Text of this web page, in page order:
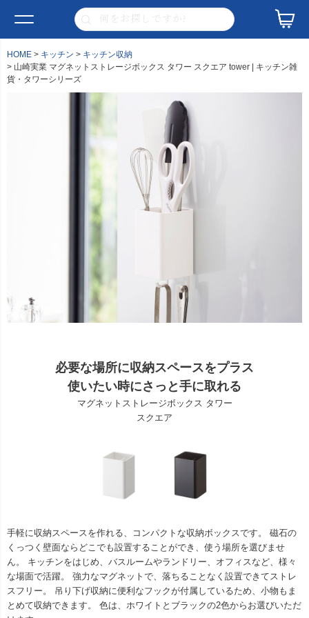
HOME キッチン
キッチン収納
山崎実業 マグネットストレージボックス タワー スクエア tower | キッチン雑
貨・タワーシリーズ
必要な場所に収納スペースをプラス
使いたい時にさっと手に取れる
マグネットストレージボックス タワー
スクエア
手軽に収納スペースを作れる、コンパクトな収納ボックスです。 磁石の
くっつく壁面ならどこでも設置することができ、使う場所を選びませ
ん。 キッチンをはじめ、バスルームやランドリー、オフィスなど、様々
な場面で活躍。 強力なマグネットで、落ちることなく設置できてストレ
スフリー。 吊り下げ収納に便利なフックが付属しているため、小物もま
とめて収納できます。 色は、ホワイトとブラックの2色からお選びいただ